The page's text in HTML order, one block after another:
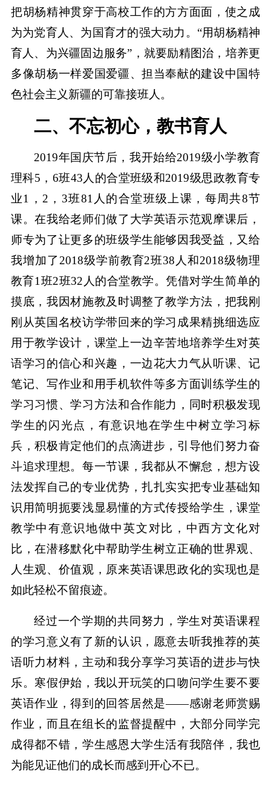
把胡杨精神贯穿于高校工作的方方面面，使之成
为为党育人、为国育才的强大动力。“用胡杨精神
育人、为兴疆固边服务”，就要励精图治，培养更
多像胡杨一样爱国爱疆、担当奉献的建设中国特
色社会主义新疆的可靠接班人。
二、不忘初心，教书育人
2019年国庆节后，我开始给2019级小学教育
理科5，6班43人的合堂班级和2019级思政教育专
业1，2，3班81人的合堂班级上课，每周共8节
课。在我给老师们做了大学英语示范观摩课后，
师专为了让更多的班级学生能够因我受益，又给
我增加了2018级学前教育2班38人和2018级物理
教育1班2班32人的合堂教学。凭借对学生简单的
摸底，我因材施教及时调整了教学方法，把我刚
刚从英国名校访学带回来的学习成果精挑细选应
用于教学设计，课堂上一边辛苦地培养学生对英
语学习的信心和兴趣，一边花大力气从听课、记
笔记、写作业和用手机软件等多方面训练学生的
学习习惯、学习方法和合作能力，同时积极发现
学生的闪光点，有意识地在学生中树立学习标
兵，积极肯定他们的点滴进步，引导他们努力奋
斗追求理想。每一节课，我都从不懈怠，想方设
法发挥自己的专业优势，扎扎实实把专业基础知
识用简明扼要浅显易懂的方式传授给学生，课堂
教学中有意识地做中英文对比，中西方文化对
比，在潜移默化中帮助学生树立正确的世界观、
人生观、价值观，原来英语课思政化的实现也是
如此轻松不留痕迹。
经过一个学期的共同努力，学生对英语课程
的学习意义有了新的认识，愿意去听我推荐的英
语听力材料，主动和我分享学习英语的进步与快
乐。寒假伊始，我以开玩笑的口吻问学生要不要
英语作业，得到的回答居然是——感谢老师赏赐
作业，而且在组长的监督提醒中，大部分同学完
成得都不错，学生感恩大学生活有我陪伴，我也
为能见证他们的成长而感到开心不已。